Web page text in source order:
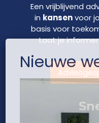
Een vrijblijvend
in kansenvoor
basis voor
Laat je
Nieuwe